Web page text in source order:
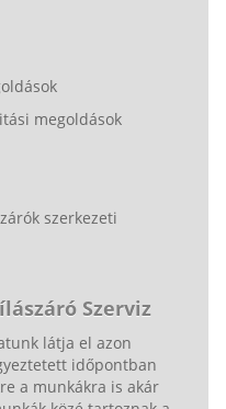
megoldások
szerkezeti
Szerviz
látja el azon
időpontban
a munkákra is akár